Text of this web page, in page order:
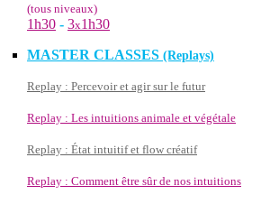
(tous niveaux)
1h30 - 3x1h30
MASTER CLASSES (Replays)
Replay : Percevoir et agir sur le futur
Replay : Les intuitions animale et végétale
Replay : État intuitif et flow créatif
Replay : Comment être sûr de nos intuitions